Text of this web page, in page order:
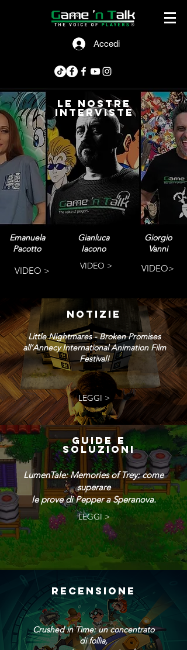
Accedi
le nostre
interviste
Emanuela
Pacotto
VIDEO >
Gianluca
Iacono
VIDEO >
Giorgio
Vanni
VIDEO>
NOTIZIE
Little Nightmares - Broken Promises
all’Annecy International Animation Film
Festival!
LEGGI >
GUIDE E
SOLUZIONI
LumenTale: Memories of Trey: come
superare
le prove di Pepper a Speranova.
LEGGI >
RECENSIONE
Crushed in Time: un concentrato
di follia,